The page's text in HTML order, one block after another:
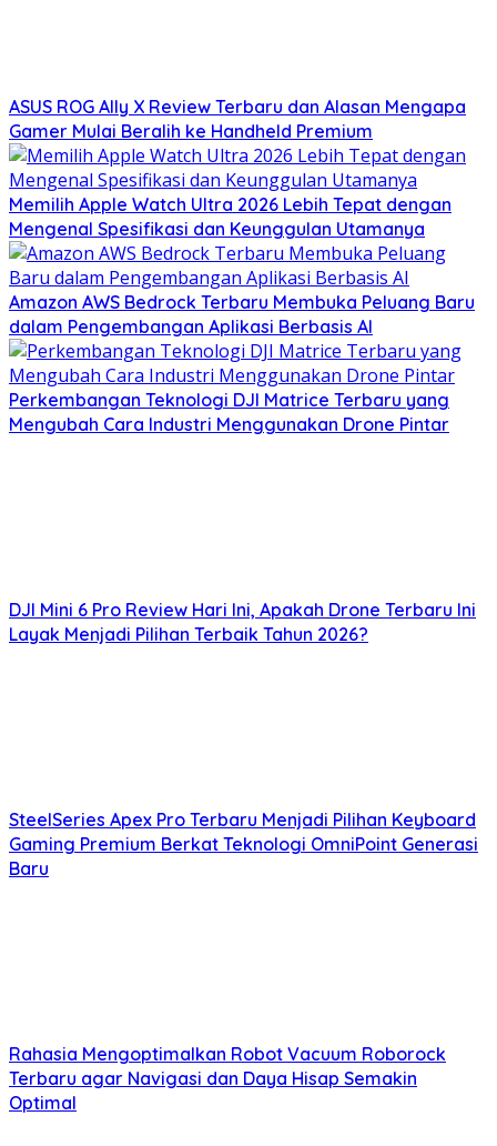
ASUS ROG Ally X Review Terbaru dan Alasan Mengapa
Gamer Mulai Beralih ke Handheld Premium
Memilih Apple Watch Ultra 2026 Lebih Tepat dengan
Mengenal Spesifikasi dan Keunggulan Utamanya
Amazon AWS Bedrock Terbaru Membuka Peluang Baru
dalam Pengembangan Aplikasi Berbasis AI
Perkembangan Teknologi DJI Matrice Terbaru yang
Mengubah Cara Industri Menggunakan Drone Pintar
DJI Mini 6 Pro Review Hari Ini, Apakah Drone Terbaru Ini
Layak Menjadi Pilihan Terbaik Tahun 2026?
SteelSeries Apex Pro Terbaru Menjadi Pilihan Keyboard
Gaming Premium Berkat Teknologi OmniPoint Generasi
Baru
Rahasia Mengoptimalkan Robot Vacuum Roborock
Terbaru agar Navigasi dan Daya Hisap Semakin
Optimal